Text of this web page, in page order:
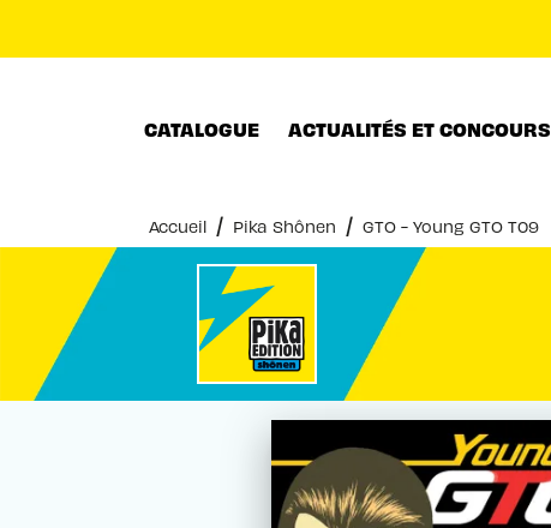
CATALOGUE ACTUALITÉS ET CONCOURS
Accueil / Pika Shônen / GTO - Young GTO T09